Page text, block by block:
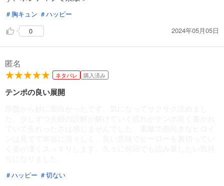
＃胸キュン ＃ハッピー
0
2024年05月05日
匿名
ネタバレ 購入済み
テンポの良い展開
＃ハッピー ＃切ない